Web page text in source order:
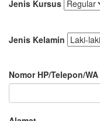
Jenis Kursus
Jenis Kelamin
Nomor HP/Telepon/WA